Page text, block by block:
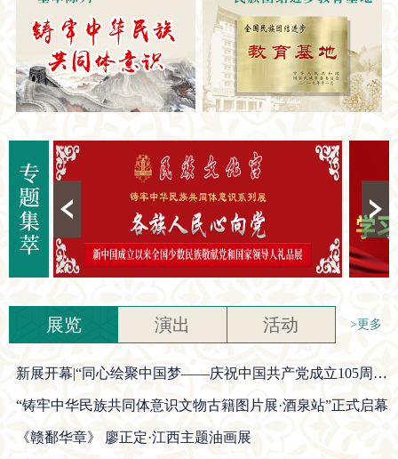
展览 演出 活动 >更多
新展开幕|“同心绘聚中国梦——庆祝中国共产党成立105周年宫藏美术作品展”在民族文化宫正式开幕
“铸牢中华民族共同体意识文物古籍图片展·酒泉站”正式启幕
《赣鄱华章》 廖正定·江西主题油画展